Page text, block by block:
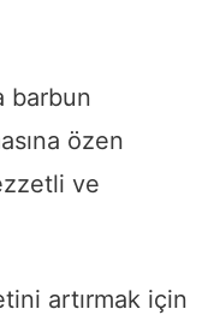
barbun
özen
ve
artırmak için